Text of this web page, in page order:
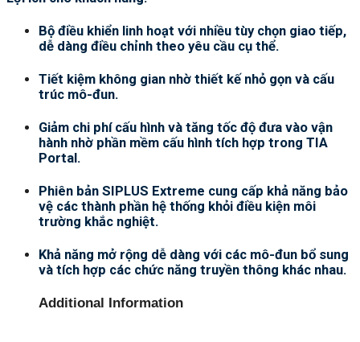
Bộ điều khiển linh hoạt với nhiều tùy chọn giao tiếp,
dễ dàng điều chỉnh theo yêu cầu cụ thể.
Tiết kiệm không gian nhờ thiết kế nhỏ gọn và cấu
trúc mô-đun.
Giảm chi phí cấu hình và tăng tốc độ đưa vào vận
hành nhờ phần mềm cấu hình tích hợp trong TIA
Portal.
Phiên bản SIPLUS Extreme cung cấp khả năng bảo
vệ các thành phần hệ thống khỏi điều kiện môi
trường khắc nghiệt.
Khả năng mở rộng dễ dàng với các mô-đun bổ sung
và tích hợp các chức năng truyền thông khác nhau.
Additional Information